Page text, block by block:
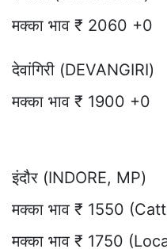
मक्का भाव ₹ 2060 +0
देवांगिरी (DEVANGIRI)
मक्का भाव ₹ 1900 +0
इंदौर (INDORE, MP)
मक्का भाव ₹ 1550
मक्का भाव ₹ 1750